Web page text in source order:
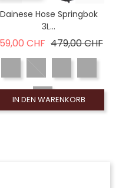
Dainese Hose Springbok
3L...
CHF Verkaufspreis
479,00 CHF
IN DEN WARENKORB